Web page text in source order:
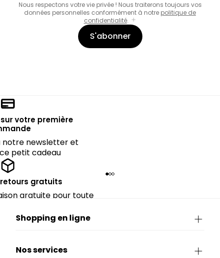
Nous respectons votre vie privée ! Nous traiterons toujours vos
données personnelles conformément à notre politique de
confidentialité.
S'abonner
votre première
notre newsletter et
petit cadeau
gratuits
gratuite pour toute
Shopping en ligne
Nos services